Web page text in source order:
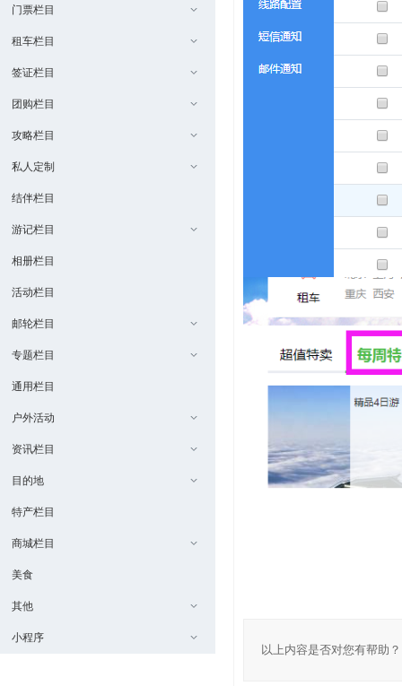
门票栏目
租车栏目
签证栏目
团购栏目
攻略栏目
私人定制
结伴栏目
游记栏目
相册栏目
活动栏目
邮轮栏目
专题栏目
通用栏目
户外活动
资讯栏目
目的地
特产栏目
商城栏目
美食
其他
小程序
以上内容是否对您有帮助？